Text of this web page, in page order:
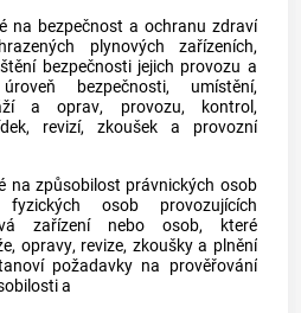
na bezpečnost a ochranu zdraví
plynových zařízeních,
bezpečnosti jejich provozu a
bezpečnosti, umístění,
aoprav, provozu, kontrol,
revizí, zkoušek a provozní
na způsobilost právnických osob
osob provozujících
zařízení nebo osob, které
, opravy, revize, zkoušky a plnění
požadavky na prověřování
a